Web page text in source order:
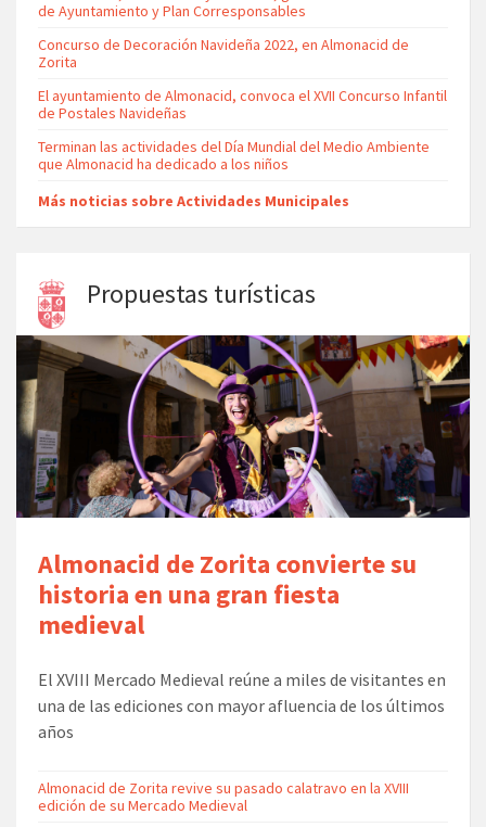
de Ayuntamiento y Plan Corresponsables
Concurso de Decoración Navideña 2022, en Almonacid de
Zorita
El ayuntamiento de Almonacid, convoca el XVII Concurso Infantil
de Postales Navideñas
Terminan las actividades del Día Mundial del Medio Ambiente
que Almonacid ha dedicado a los niños
Más noticias sobre Actividades Municipales
Propuestas turísticas
Almonacid de Zorita convierte su
historia en una gran fiesta
medieval
El XVIII Mercado Medieval reúne a miles de visitantes en
una de las ediciones con mayor afluencia de los últimos
años
Almonacid de Zorita revive su pasado calatravo en la XVIII
edición de su Mercado Medieval